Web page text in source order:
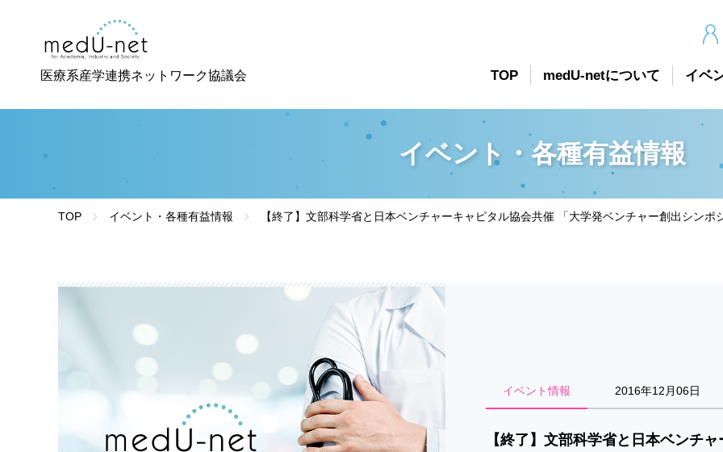
医療系産学連携ネットワーク協議会 TOP medU-netについて イベ
イベント・各種有益情報
TOP イベント・各種有益情報 【終了】文部科学省と日本ベンチャーキャピタル協会共催 「大学発ベンチャー創出シンポ
イベント情報 2016年12月06日
【終了】文部科学省と日本ベンチ